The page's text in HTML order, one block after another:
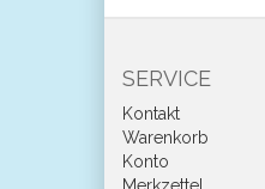
SERVICE
Kontakt
Warenkorb
Konto